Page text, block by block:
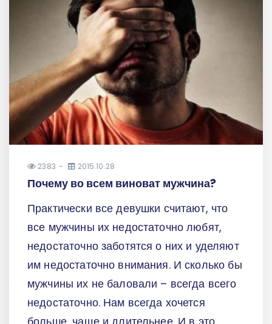
2383 2015.10.28
Почему во всем виноват мужчина?
Практически все девушки считают, что
все мужчины их недостаточно любят,
недостаточно заботятся о них и уделяют
им недостаточно внимания. И сколько бы
мужчины их не баловали – всегда всего
недостаточно. Нам всегда хочется